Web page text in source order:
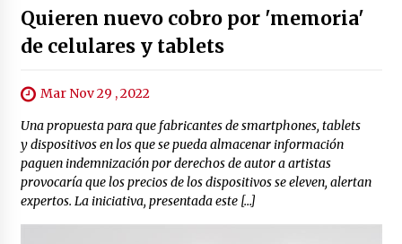
Quieren nuevo cobro por 'memoria'
de celulares y tablets
Mar Nov 29 , 2022
Una propuesta para que fabricantes de smartphones, tablets
y dispositivos en los que se pueda almacenar información
paguen indemnización por derechos de autor a artistas
provocaría que los precios de los dispositivos se eleven, alertan
expertos. La iniciativa, presentada este […]